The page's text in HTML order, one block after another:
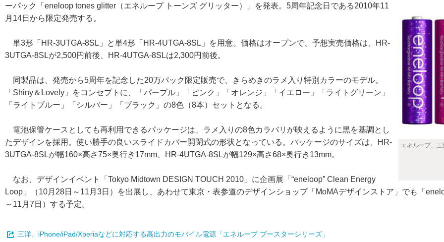
エネループ、
ーパック「eneloop tones glitter（エネループ トーンズ グリッター）」を発表。5周年記念日である2010年11
月14日から限定発売する。
単3形「HR-3UTGA-8SL」と単4形「HR-4UTGA-8SL」を用意。価格はオープンで、予想実売価格は、HR-
3UTGA-8SLが2,500円前後、HR-4UTGA-8SLは2,300円前後。
同製品は、発売から5周年を記念した20万パック限定販売で、きらめきのラメ入り特別カラーのモデル。
「Shiny＆Lovely」をコンセプトに、「パープル」「ピンク」「オレンジ」「イエロー」「ライトグリーン」
「ライトブルー」「シルバー」「ブラック」の8色（8本）セットとなる。
電池保管ケースとしても再利用できるパッケージは、ラメ入りの8色カラバリが映えるように黒を基調とし
たデザインを採用。使い勝手の良いスライドカバー開閉式の形状となっている。パッケージのサイズは、HR-
3UTGA-8SLが幅160×高さ75×奥行き17mm、HR-4UTGA-8SLが幅129×高さ68×奥行き13mm。
なお、デザインイベント「Tokyo Midtown DESIGN TOUCH 2010」に企画展「“eneloop” Clean Energy
Loop」（10月28日～11月3日）を出展し、あわせて東京・表参道のデザインショップ「MoMAデザインストア」でも「
～11月7日）する予定。
三洋、iPhone/iPad/Xperiaなどに対応する高出力のモバイル電源「エネループ ブースターシリーズ」